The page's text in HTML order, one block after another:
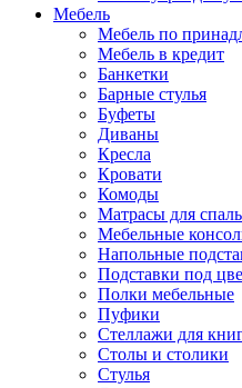
Мебель
Мебель по
Мебель в кредит
Банкетки
Барные стулья
Буфеты
Диваны
Кресла
Кровати
Комоды
Матрасы для
Мебельные
Напольные
Подставки под
Полки мебельные
Пуфики
Стеллажи для
Столы и столики
Стулья